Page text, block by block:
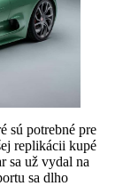
sú potrebné pre
replikácii kupé
sa už vydal na
sa dlho